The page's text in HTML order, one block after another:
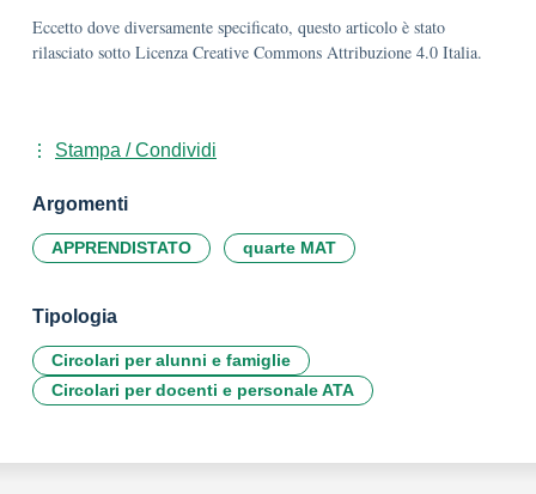
Eccetto dove diversamente specificato, questo articolo è stato
rilasciato sotto Licenza Creative Commons Attribuzione 4.0 Italia.
Stampa / Condividi
Argomenti
APPRENDISTATO quarte MAT
Tipologia
Circolari per alunni e famiglie
Circolari per docenti e personale ATA